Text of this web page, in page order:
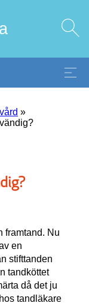
»
framtand. Nu
en
stifttanden
tandköttet
då det ju
tandläkare